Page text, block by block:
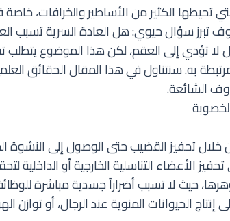
تحيطها الكثير من الأساطير والخرافات،
تبرز سؤال حيوي: هل العادة السرية تسبب
لا تؤدي إلى العقم، لكن هذا الموضوع يتطلب
به. سنتناول في هذا المقال الحقائق
الشائعة.
خلال تحفيز القضيب حتى الوصول إلى النشوة
الأعضاء التناسلية الخارجية أو الداخلية
حيث لا تسبب أضراراً جسدية مباشرة
الحيوانات المنوية عند الرجال، أو توازن